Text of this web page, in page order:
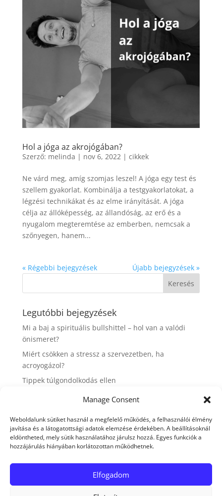
Manage Consent
Weboldalunk sütiket használ a megfelelő működés, a felhasználói élmény
javítása és a látogatottsági adatok elemzése érdekében. A beállításoknál
eldöntheted, mely sütik használatához járulsz hozzá. Egyes funkciók a
hozzájárulás hiányában korlátozottan működhetnek.
Elfogadom
Hol a jóga az akrojógában?
Szerző: melinda | nov 6, 2022 | cikkek
Ne várd meg, amíg szomjas leszel! A jóga egy test és
szellem gyakorlat. Kombinálja a testgyakorlatokat, a
légzési technikákat és az elme irányítását. A jóga
célja az állóképesség, az állandóság, az erő és a
nyugalom megteremtése az emberben, nemcsak a
szőnyegen, hanem...
« Régebbi bejegyzések Újabb bejegyzések »
Legutóbbi bejegyzések
Mi a baj a spirituális bullshittel – hol van a valódi
önismeret?
Miért csökken a stressz a szervezetben, ha
acroyogázol?
Tippek túlgondolkodás ellen
7 tipp az élhető élettempóért
Legutóbbi hozzászólások
Adatvédelmi irányelvek Hírlevél Kapcsolat